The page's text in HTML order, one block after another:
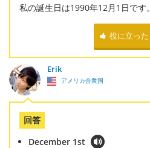
私の誕生日は1990年12月1日です。
役に立った
Erik
アメリカ合衆国
回答
December 1st